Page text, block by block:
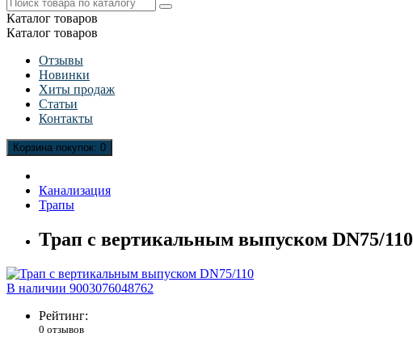
Каталог товаров
Каталог товаров
Отзывы
Новинки
Хиты продаж
Статьи
Контакты
Корзина покупок: 0
Канализация
Трапы
Трап с вертикальным выпуском DN75/110
В наличии 9003076048762
Рейтинг:
0 отзывов